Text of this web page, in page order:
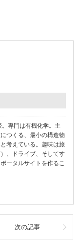
専門は有機化学。主
つくる、最小の構造物
考えている。趣味は旅
、ドライブ、そしてす
ータルサイトを作るこ
次の記事